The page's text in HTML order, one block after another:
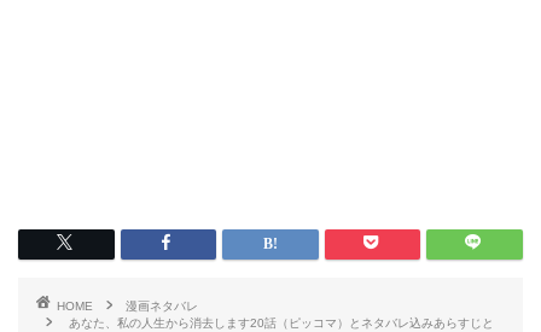
HOME
漫画ネタバレ
あなた、私の人生から消去します20話（ピッコマ）とネタバレ込みあらすじと